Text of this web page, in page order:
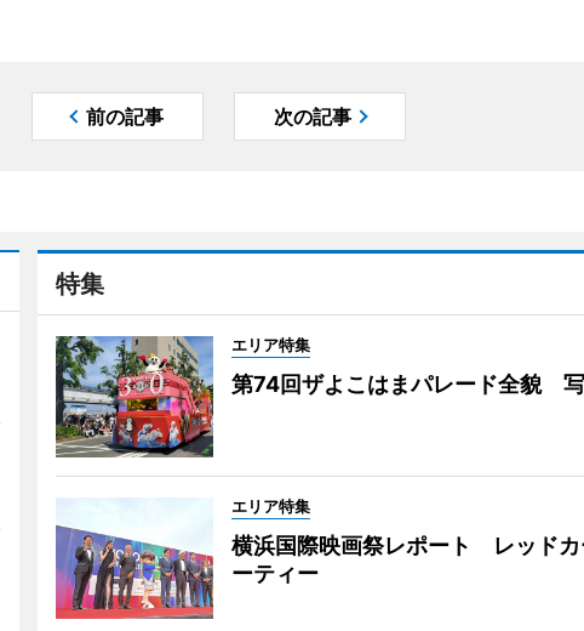
前の記事 次の記事
特集
エリア特集
第74回ザよこはまパレード全貌
エリア特集
横浜国際映画祭レポート レッドカ
ーティー